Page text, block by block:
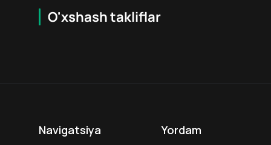
O'xshash takliflar
Navigatsiya Yordam